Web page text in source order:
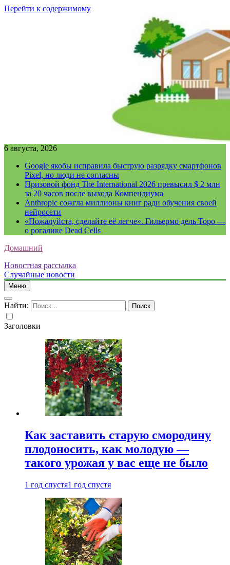
Перейти к содержимому
6 августа, 2026
Google якобы исправила быструю разрядку смартфонов
Pixel, но люди не согласны
Призовой фонд The International 2026 превысил $ 2 млн
за 20 часов после выхода Компендиума
Anthropic сожгла миллионы книг ради обучения своей
нейросети
«Пожалуйста, сделайте её легче». Гильермо дель Торо —
о рогалике Dead Cells
Домашний
Новостная рассылка
Случайные новости
Меню
Найти:
Заголовки
Как заставить старую смородину
плодоносить, как молодую —
такого урожая у вас еще не было
1 год спустя1 год спустя